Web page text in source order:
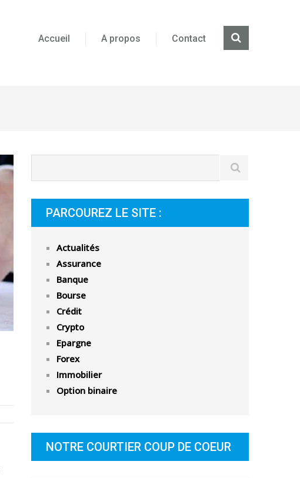
Accueil A propos Contact
PARCOUREZ LE SITE :
Actualités
Assurance
Banque
Bourse
Crédit
Crypto
Epargne
Forex
Immobilier
Option binaire
NOTRE COURTIER COUP DE COEUR